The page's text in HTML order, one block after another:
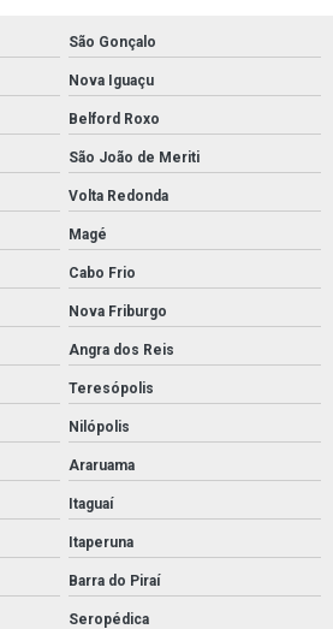
São Gonçalo
Nova Iguaçu
Belford Roxo
São João de Meriti
Volta Redonda
Magé
Cabo Frio
Nova Friburgo
Angra dos Reis
Teresópolis
Nilópolis
Araruama
Itaguaí
Itaperuna
Barra do Piraí
Seropédica